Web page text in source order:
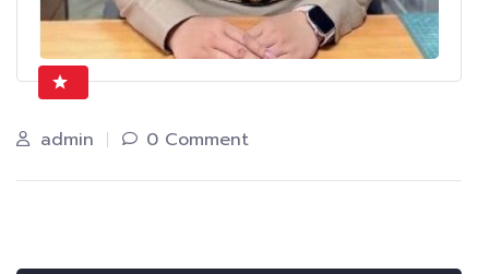
admin 0 Comment